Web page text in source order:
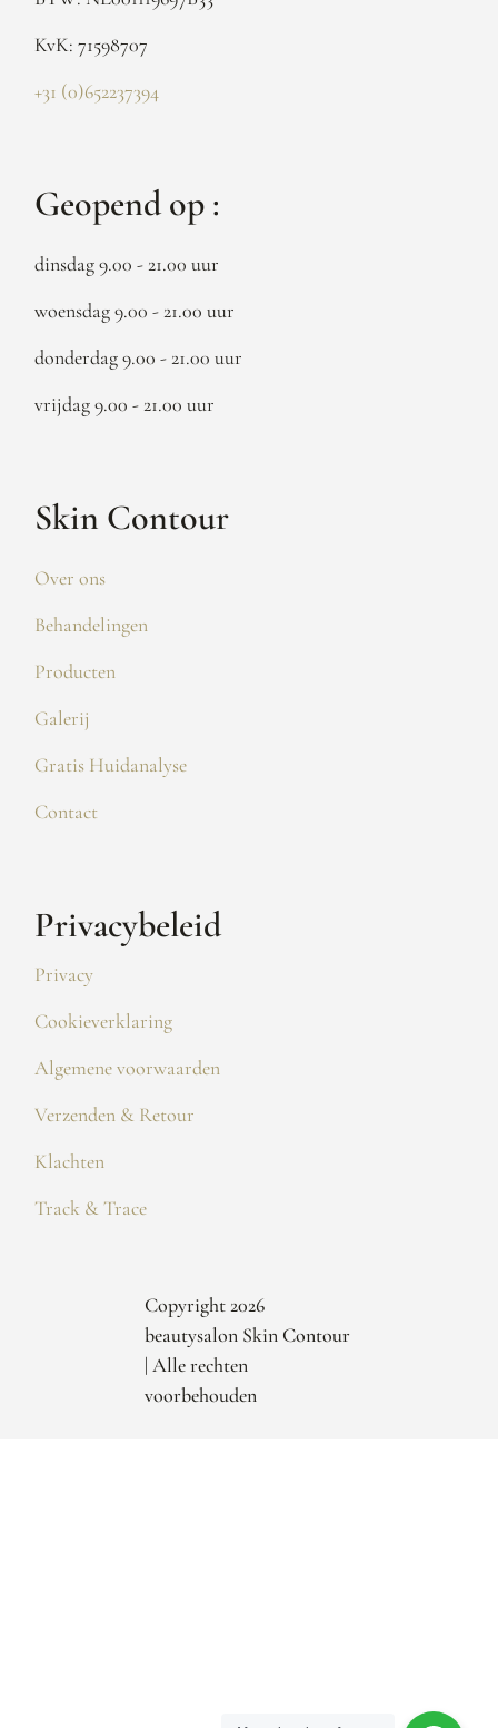
KvK: 71598707
+31 (0)652237394
Geopend op :
dinsdag 9.00 - 21.00 uur
woensdag 9.00 - 21.00 uur
donderdag 9.00 - 21.00 uur
vrijdag 9.00 - 21.00 uur
Skin Contour
Over ons
Behandelingen
Producten
Galerij
Gratis Huidanalyse
Contact
Privacybeleid
Privacy
Cookieverklaring
Algemene voorwaarden
Verzenden & Retour
Klachten
Track & Trace
Copyright 2026
beautysalon Skin Contour
| Alle rechten
voorbehouden